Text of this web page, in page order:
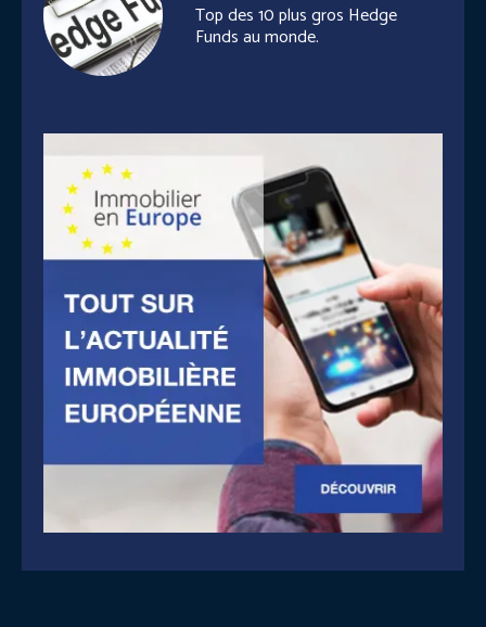
Top des 10 plus gros Hedge
Funds au monde.